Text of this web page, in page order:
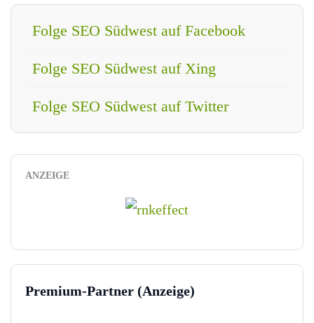
Folge SEO Südwest auf Facebook
Folge SEO Südwest auf Xing
Folge SEO Südwest auf Twitter
ANZEIGE
Premium-Partner (Anzeige)